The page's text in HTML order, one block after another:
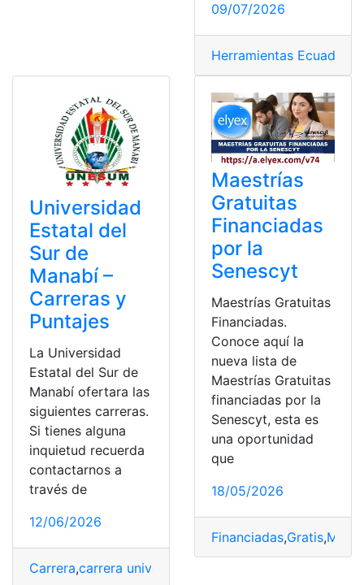
09/07/2026
Herramientas Ecuador
Universidad
Estatal del
Sur de
Manabí –
Carreras y
Puntajes
La Universidad
Estatal del Sur de
Manabí ofertara las
siguientes carreras.
Si tienes alguna
inquietud recuerda
contactarnos a
través de
12/06/2026
Carrera,carrera universitaria
Maestrías
Gratuitas
Financiadas
por la
Senescyt
Maestrías Gratuitas
Financiadas.
Conoce aquí la
nueva lista de
Maestrías Gratuitas
financiadas por la
Senescyt, esta es
una oportunidad
que
18/05/2026
Financiadas,Gratis,